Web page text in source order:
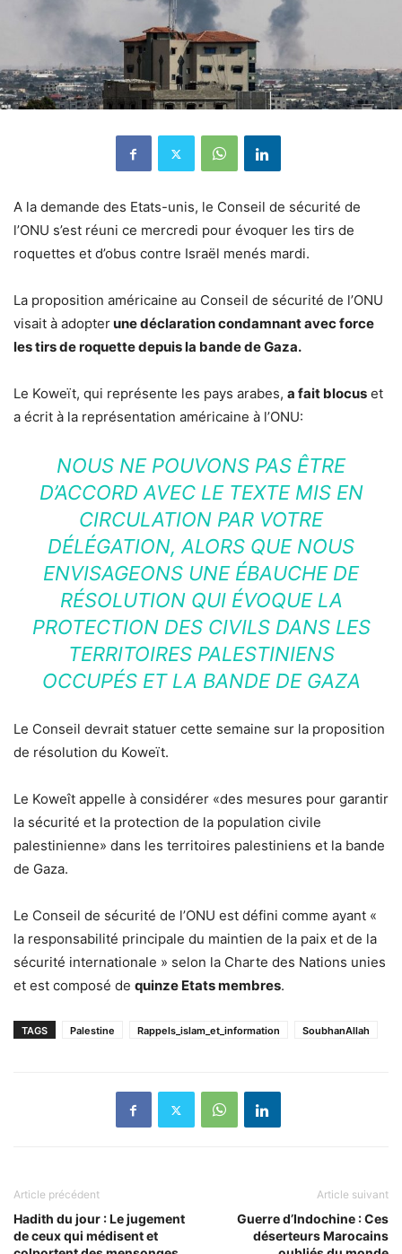
A la demande des Etats-unis, le Conseil de sécurité de
l’ONU s’est réuni ce mercredi pour évoquer les tirs de
roquettes et d’obus contre Israël menés mardi.
La proposition américaine au Conseil de sécurité de l’ONU
visait à adopterune déclaration condamnant avec force
les tirs de roquette depuis la bande de Gaza.
Le Koweït, qui représente les pays arabes, a fait blocus et
a écrit à la représentation américaine à l’ONU:
NOUS NE POUVONS PAS ÊTRE
D’ACCORD AVEC LE TEXTE MIS EN
CIRCULATION PAR VOTRE
DÉLÉGATION, ALORS QUE NOUS
ENVISAGEONS UNE ÉBAUCHE DE
RÉSOLUTION QUI ÉVOQUE LA
PROTECTION DES CIVILS DANS LES
TERRITOIRES PALESTINIENS
OCCUPÉS ET LA BANDE DE GAZA
Le Conseil devrait statuer cette semaine sur la proposition
de résolution du Koweït.
Le Koweît appelle à considérer «des mesures pour garantir
la sécurité et la protection de la population civile
palestinienne» dans les territoires palestiniens et la bande
de Gaza.
Le Conseil de sécurité de l’ONU est défini comme ayant «
la responsabilité principale du maintien de la paix et de la
sécurité internationale » selon la Charte des Nations unies
et est composé de quinze Etats membres.
TAGS Palestine Rappels_islam_et_information SoubhanAllah
Article précédent
Hadith du jour : Le jugement
de ceux qui médisent et
Article suivant
Guerre d’Indochine : Ces
déserteurs Marocains